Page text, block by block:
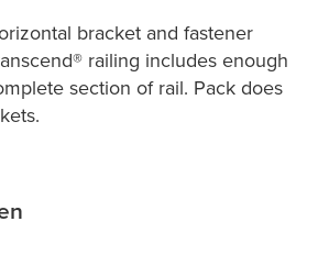
bracket and fastener
railing includes enough
section of rail. Pack does